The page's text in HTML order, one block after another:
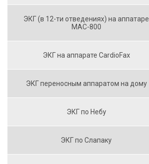
ЭКГ (в 12-ти отведениях) на аппатаре
МАС-800
ЭКГ на аппарате CardioFax
ЭКГ переносным аппаратом на дому
ЭКГ по Небу
ЭКГ по Слапаку